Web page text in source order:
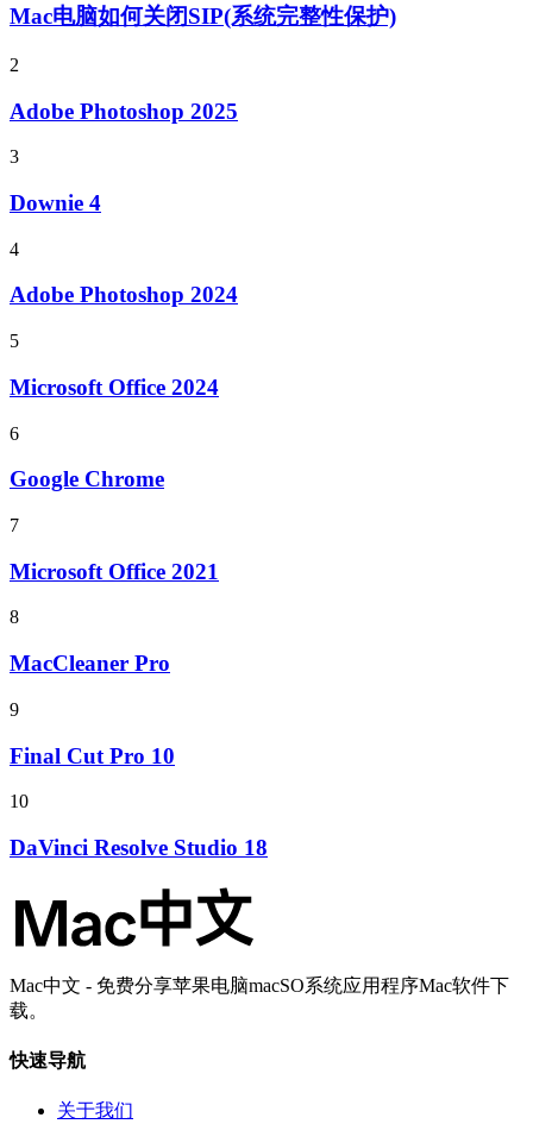
Mac电脑如何关闭SIP(系统完整性保护)
2
Adobe Photoshop 2025
3
Downie 4
4
Adobe Photoshop 2024
5
Microsoft Office 2024
6
Google Chrome
7
Microsoft Office 2021
8
MacCleaner Pro
9
Final Cut Pro 10
10
DaVinci Resolve Studio 18
Mac中文 - 免费分享苹果电脑macSO系统应用程序Mac软件下
载。
快速导航
关于我们